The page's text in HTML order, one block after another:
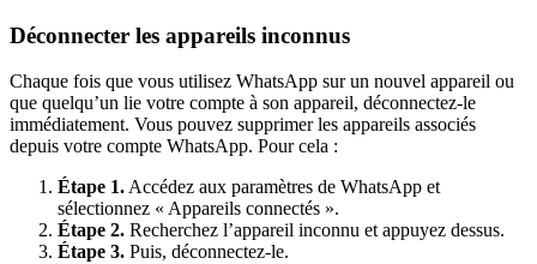
Déconnecter les appareils inconnus
Chaque fois que vous utilisez WhatsApp sur un nouvel appareil ou
que quelqu’un lie votre compte à son appareil, déconnectez-le
immédiatement. Vous pouvez supprimer les appareils associés
depuis votre compte WhatsApp. Pour cela :
Étape 1.Accédez aux paramètres de WhatsApp et
sélectionnez « Appareils connectés ».
Étape 2. Recherchez l’appareil inconnu et appuyez dessus.
Étape 3. Puis, déconnectez-le.